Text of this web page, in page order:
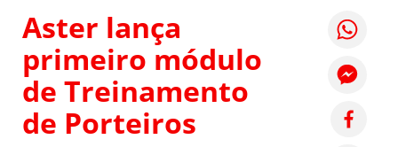
Aster lança
primeiro módulo
de Treinamento
de Porteiros